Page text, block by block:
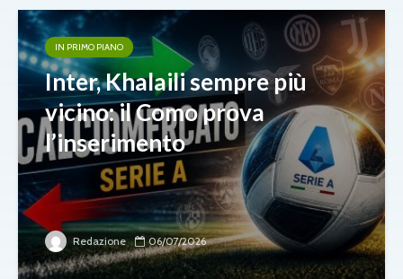
IN PRIMO PIANO
Inter, Khalaili sempre più
vicino: il Como prova
l’inserimento
Redazione 06/07/2026